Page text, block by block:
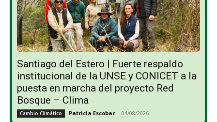
Santiago del Estero | Fuerte respaldo
institucional de la UNSE y CONICET a la
puesta en marcha del proyecto Red
Bosque – Clima
Cambio Climático Patricia Escobar - 04/08/2026